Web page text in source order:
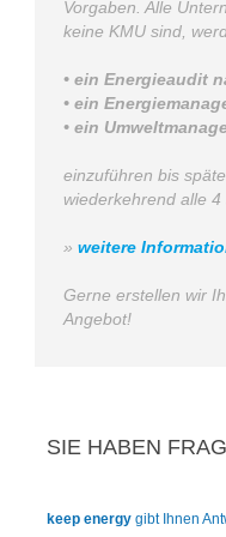
Vorgaben. Alle
keine KMU sind,
• ein Energieaudit
• ein
• ein
einzuführen bis
wiederkehrend alle 4
» weitere
Gerne erstellen wir
Angebot!
SIE HABEN
keep energy gibt Ihnen